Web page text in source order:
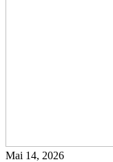
Mai 14, 2026